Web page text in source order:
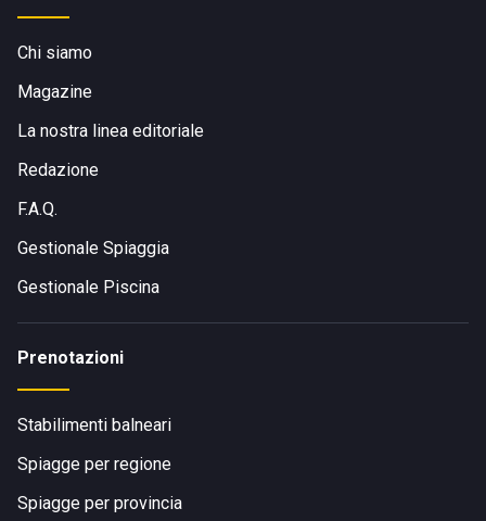
Chi siamo
Magazine
La nostra linea editoriale
Redazione
F.A.Q.
Gestionale Spiaggia
Gestionale Piscina
Prenotazioni
Stabilimenti balneari
Spiagge per regione
Spiagge per provincia